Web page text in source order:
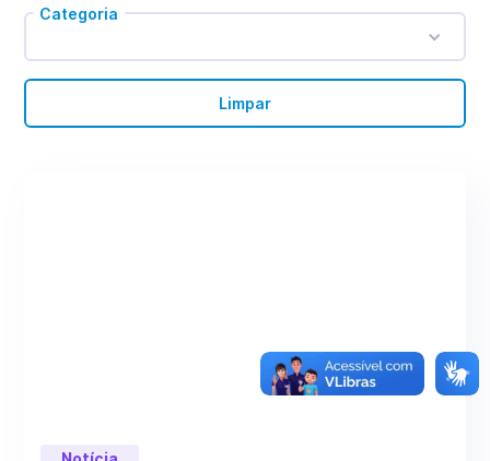
Categoria
Limpar